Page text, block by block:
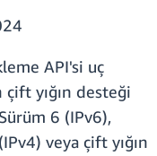
API'si uç
yığın desteği
6 (IPv6),
veya çift yığın